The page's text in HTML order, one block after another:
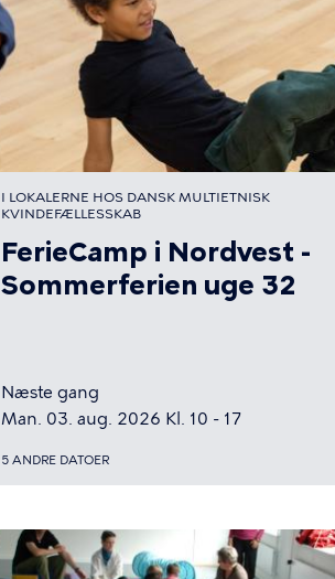
I LOKALERNE HOS DANSK MULTIETNISK
KVINDEFÆLLESSKAB
FerieCamp i Nordvest -
Sommerferien uge 32
Næste gang
Man. 03. aug. 2026 Kl. 10 - 17
5 ANDRE DATOER